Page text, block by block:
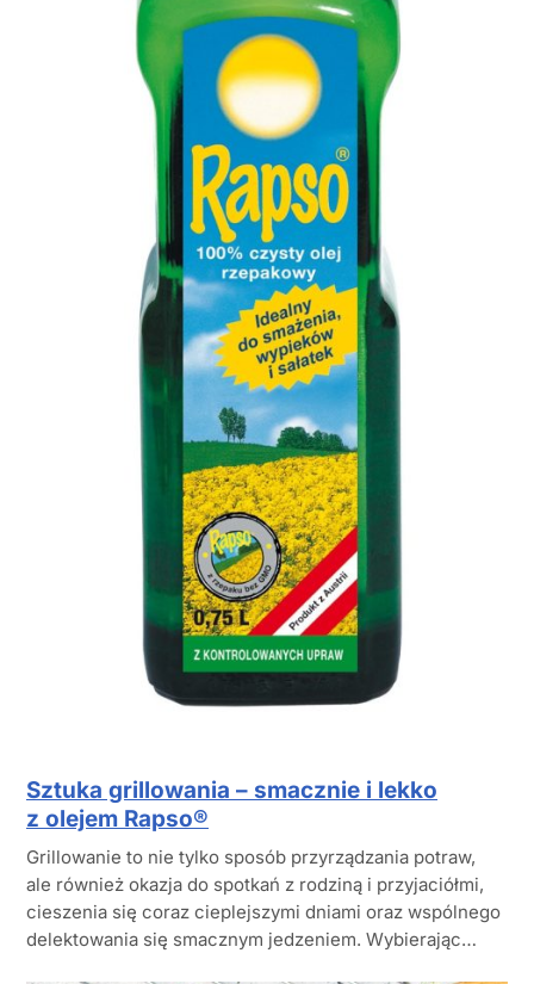
Sztuka grillowania – smacznie i lekko
z olejem Rapso®
Grillowanie to nie tylko sposób przyrządzania potraw,
ale również okazja do spotkań z rodziną i przyjaciółmi,
cieszenia się coraz cieplejszymi dniami oraz wspólnego
delektowania się smacznym jedzeniem. Wybierając…